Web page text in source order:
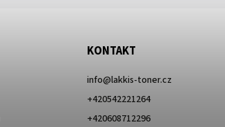
KONTAKT
info@lakkis-toner.cz
+420542221264
+420608712296